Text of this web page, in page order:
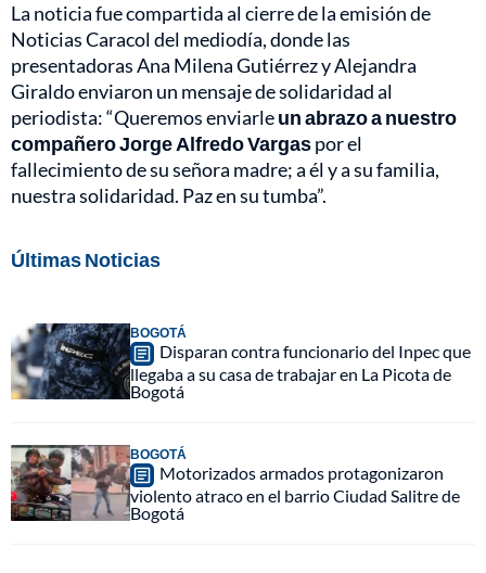
La noticia fue compartida al cierre de la emisión de
Noticias Caracol del mediodía, donde las
presentadoras Ana Milena Gutiérrez y Alejandra
Giraldo enviaron un mensaje de solidaridad al
periodista: “Queremos enviarleun abrazo a nuestro
compañero Jorge Alfredo Vargaspor el
fallecimiento de su señora madre; a él y a su familia,
nuestra solidaridad. Paz en su tumba”.
Últimas Noticias
BOGOTÁ
Disparan contra funcionario del Inpec que
llegaba a su casa de trabajar en La Picota de
Bogotá
BOGOTÁ
Motorizados armados protagonizaron
violento atraco en el barrio Ciudad Salitre de
Bogotá